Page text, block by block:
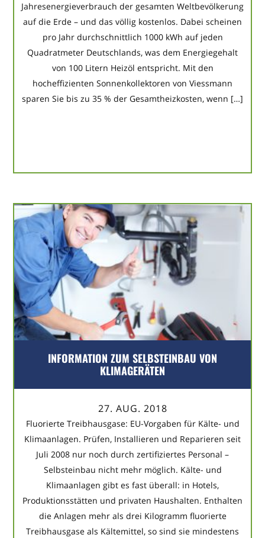
Jahresenergieverbrauch der gesamten Weltbevölkerung
auf die Erde – und das völlig kostenlos. Dabei scheinen
pro Jahr durchschnittlich 1000 kWh auf jeden
Quadratmeter Deutschlands, was dem Energiegehalt
von 100 Litern Heizöl entspricht. Mit den
hocheffizienten Sonnenkollektoren von Viessmann
sparen Sie bis zu 35 % der Gesamtheizkosten, wenn […]
INFORMATION ZUM SELBSTEINBAU VON
KLIMAGERÄTEN
27. AUG. 2018
Fluorierte Treibhausgase: EU-Vorgaben für Kälte- und
Klimaanlagen. Prüfen, Installieren und Reparieren seit
Juli 2008 nur noch durch zertifiziertes Personal –
Selbsteinbau nicht mehr möglich. Kälte- und
Klimaanlagen gibt es fast überall: in Hotels,
Produktionsstätten und privaten Haushalten. Enthalten
die Anlagen mehr als drei Kilogramm fluorierte
Treibhausgase als Kältemittel, so sind sie mindestens